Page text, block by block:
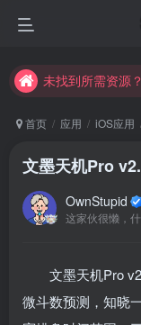
苹果手机用户没
首页 应用 iOS应用
文墨天机Pro
OwnStupid
这家伙很懒，什
文墨天机Pro
微斗数预测，知晓
扫码